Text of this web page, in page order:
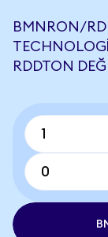
BMNRON/
RDDTON